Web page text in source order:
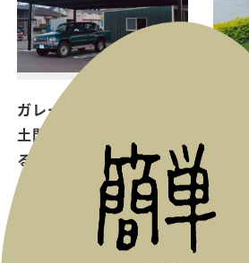
ガレージの床の選び方｜
土間コンクリートで決ま
る質感と使い勝手
2026年8月6日
生
ど
松
お知らせ